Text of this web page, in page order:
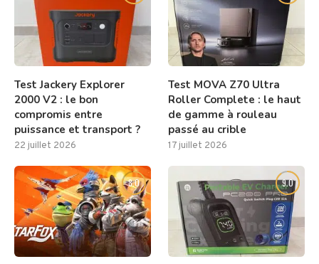
Test Jackery Explorer
2000 V2 : le bon
compromis entre
puissance et transport ?
22 juillet 2026
Test MOVA Z70 Ultra
Roller Complete : le haut
de gamme à rouleau
passé au crible
17 juillet 2026
8.0 9.0